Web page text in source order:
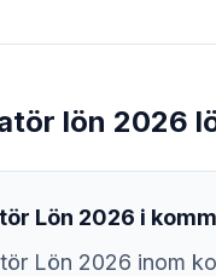
lön 2026
Lön 2026 i
Lön 2026 inom